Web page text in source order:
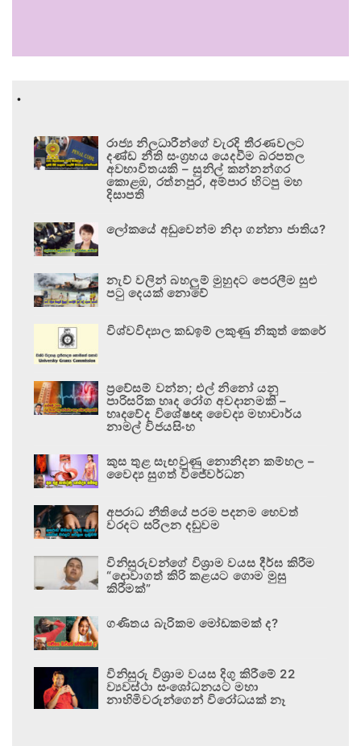
.
රාජ්‍ය නිලධාරීන්ගේ වැරදි තීරණවලට
දණ්ඩ නීති සංග්‍රහය යෙදවීම බරපතල
අවභාවිතයකි – සුනිල් කන්නන්ගර
කොළඹ, රත්නපුර, අම්පාර හිටපු මහ
දිසාපති
ලෝකයේ අඩුවෙන්ම නිදා ගන්නා ජාතිය?
නැව් වලින් බහලුම් මුහුදට පෙරලීම සුළු
පටු දෙයක් නොවේ
විශ්වවිද්‍යාල කඩඉම් ලකුණු නිකුත් කෙරේ
ප්‍රවේසම් වන්න; එල් නිනෝ යනු
පාරිසරික හෘද රෝග අවදානමකි –
හෘදවේද විශේෂඥ වෛද්‍ය මහාචාර්ය
නාමල් විජයසිංහ
කුස තුළ සැඟවුණු නොනිදන කම්හල –
වෛද්‍ය සුගත් විජේවර්ධන
අපරාධ නීතියේ පරම පදනම හෙවත්
වරදට සරිලන දඬුවම
විනිසුරුවන්ගේ විශ්‍රාම වයස දීර්ඝ කිරීම
“දොවාගත් කිරි කළයට ගොම මුසු
කිරීමක්”
ගණිතය බැරිකම මෝඩකමක් ද?
විනිසුරු විශ්‍රාම වයස දිගු කිරීමේ 22
ව්‍යවස්ථා සංශෝධනයට මහා
නාහිමිවරුන්ගෙන් විරෝධයක් නෑ